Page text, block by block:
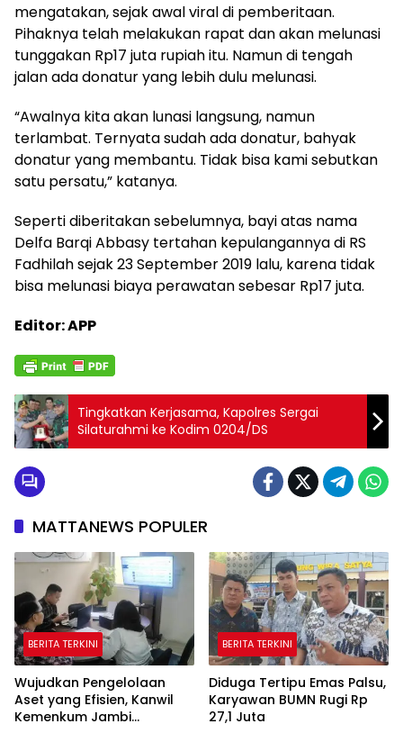
mengatakan, sejak awal viral di pemberitaan.
Pihaknya telah melakukan rapat dan akan melunasi
tunggakan Rp17 juta rupiah itu. Namun di tengah
jalan ada donatur yang lebih dulu melunasi.
“Awalnya kita akan lunasi langsung, namun
terlambat. Ternyata sudah ada donatur, bahyak
donatur yang membantu. Tidak bisa kami sebutkan
satu persatu,” katanya.
Seperti diberitakan sebelumnya, bayi atas nama
Delfa Barqi Abbasy tertahan kepulangannya di RS
Fadhilah sejak 23 September 2019 lalu, karena tidak
bisa melunasi biaya perawatan sebesar Rp17 juta.
Editor: APP
Tingkatkan Kerjasama, Kapolres Sergai
Silaturahmi ke Kodim 0204/DS
MATTANEWS POPULER
BERITA TERKINI
Wujudkan Pengelolaan
Aset yang Efisien, Kanwil
Kemenkum Jambi
BERITA TERKINI
Diduga Tertipu Emas Palsu,
Karyawan BUMN Rugi Rp
27,1 Juta